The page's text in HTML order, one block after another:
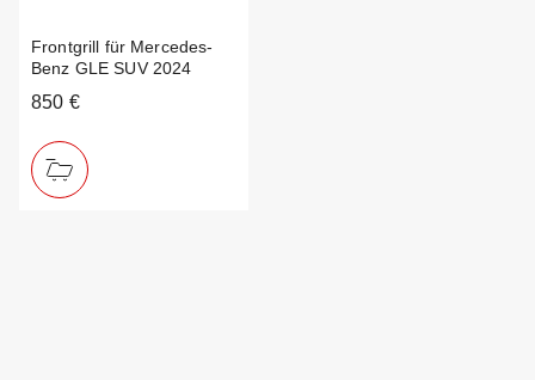
Frontgrill für Mercedes-
Benz GLE SUV 2024
850 €